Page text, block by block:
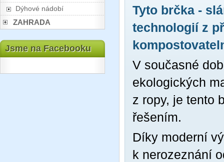
Dýhové nádobí
ZAHRADA
Jsme na Facebooku
Tyto brčka -
technologií z
V současné
ekologických
z ropy, je tento
řešením.
Díky moderní
k nerozeznání